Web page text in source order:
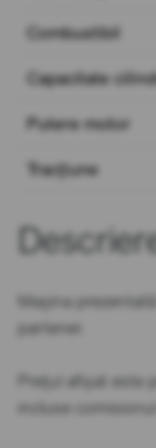
Combustibil
Capacitate
Putere motor
Tracțiune
Mașina
partener.
Prețul afișat este
incluse